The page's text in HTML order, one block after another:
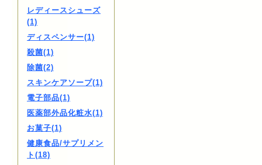
レディースシューズ
(1)
ディスペンサー(1)
殺菌(1)
除菌(2)
スキンケアソープ(1)
電子部品(1)
医薬部外品化粧水(1)
お菓子(1)
健康食品/サプリメン
ト(18)